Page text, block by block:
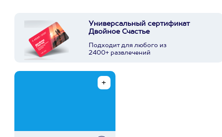
Универсальный сертификат
Двойное Счастье
Подходит для любого из
2400+ развлечений